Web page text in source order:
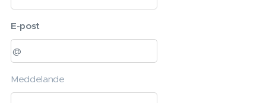
E-post
Meddelande